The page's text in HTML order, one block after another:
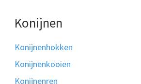
Konijnen
Konijnenhokken
Konijnenkooien
Konijnenren